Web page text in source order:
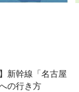
新幹線「名古屋
の行き方